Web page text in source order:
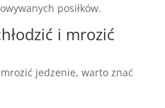
posiłków.
i mrozić
jedzenie, warto znać